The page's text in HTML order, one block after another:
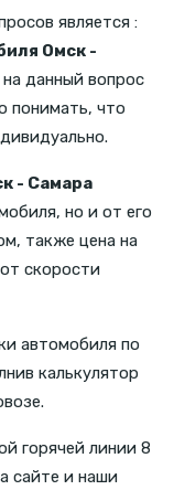
является :
Омск -
данный вопрос
понимать, что
- Самара
но и от его
также цена на
скорости
автомобиля по
калькулятор
горячей линии 8
сайте и наши